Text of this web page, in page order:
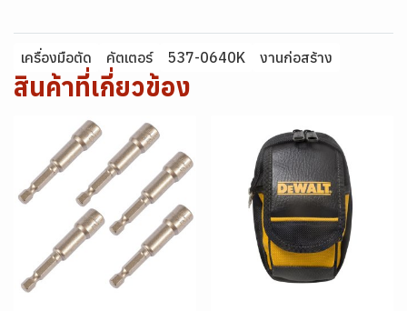
เครื่องมือตัด คัตเตอร์ 537-0640K งานก่อสร้าง
สินค้าที่เกี่ยวข้อง